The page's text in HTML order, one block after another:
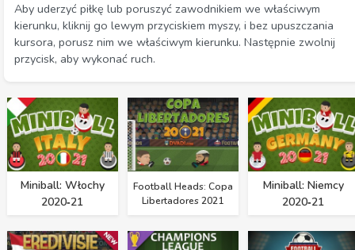
Aby uderzyć piłkę lub poruszyć zawodnikiem we właściwym
kierunku, kliknij go lewym przyciskiem myszy, i bez upuszczania
kursora, porusz nim we właściwym kierunku. Następnie zwolnij
przycisk, aby wykonać ruch.
Miniball: Włochy
2020‑21
Football Heads: Copa
Libertadores 2021
Miniball: Niemcy
2020‑21